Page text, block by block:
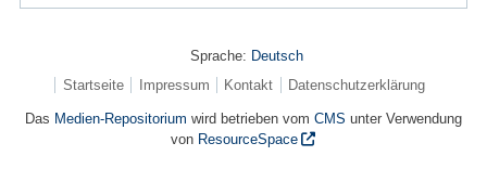
Sprache: Deutsch
Startseite
Impressum Kontakt Datenschutzerklärung
Das Medien-Repositorium wird betrieben vom CMS unter Verwendung
von ResourceSpace